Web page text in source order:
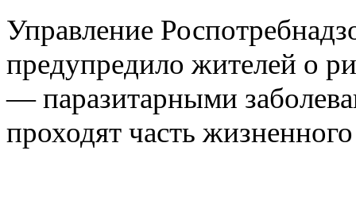
Управление
предупредило жителей о
— паразитарными
проходят часть